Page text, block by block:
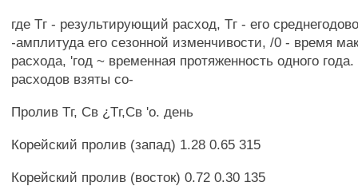
где Тг - результирующий расход, Тг - его
-амплитуда его сезонной изменчивости, /0 - время
расхода, 'год ~ временная протяженность одного
расходов взяты со-
Пролив Тг, Св ¿Тг,Св 'о. день
Корейский пролив (запад) 1.28 0.65 315
Корейский пролив (восток) 0.72 0.30 135